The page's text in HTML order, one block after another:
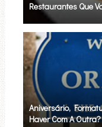
Restaurantes Que
Aniversário,
Haver Com A Outra?